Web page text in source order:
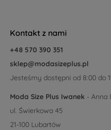
Kontakt z nami
+48 570 390 351
sklep@modasizeplus.pl
Jesteśmy dostępni od 8:00 do
Moda Size Plus Iwanek - Anna
ul. Świerkowa 45
21-100 Lubartów